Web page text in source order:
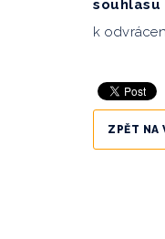
souhlasu
k
ZPĚT NA